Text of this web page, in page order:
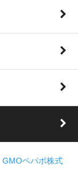
GMOペパボ株式